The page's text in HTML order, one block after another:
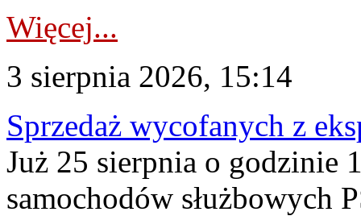
Więcej...
3 sierpnia 2026, 15:14
Sprzedaż wycofanych z
Już 25 sierpnia o godzinie
samochodów służbowych